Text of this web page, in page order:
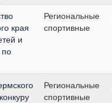
края
и
Региональные
спортивные
Региональные
спортивные